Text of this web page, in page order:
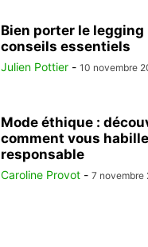
Bien porter le legging
conseils essentiels
Julien Pottier - 10 novembre
Mode éthique :
comment vous
responsable
Caroline Provot - 7 novembre